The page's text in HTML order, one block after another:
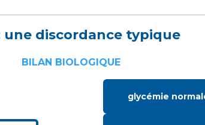
une discordance typique
BILAN BIOLOGIQUE
glycémie